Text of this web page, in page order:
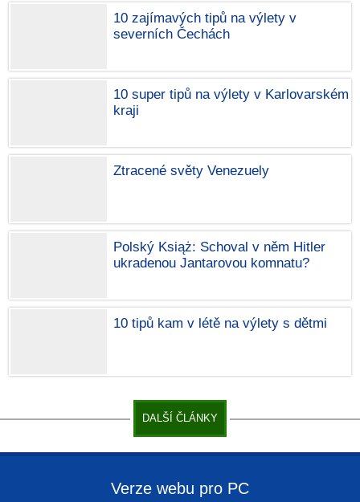
10 zajímavých tipů na výlety v
severních Čechách
10 super tipů na výlety v Karlovarském
kraji
Ztracené světy Venezuely
Polský Książ: Schoval v něm Hitler
ukradenou Jantarovou komnatu?
10 tipů kam v létě na výlety s dětmi
DALŠÍ ČLÁNKY
Verze webu pro PC